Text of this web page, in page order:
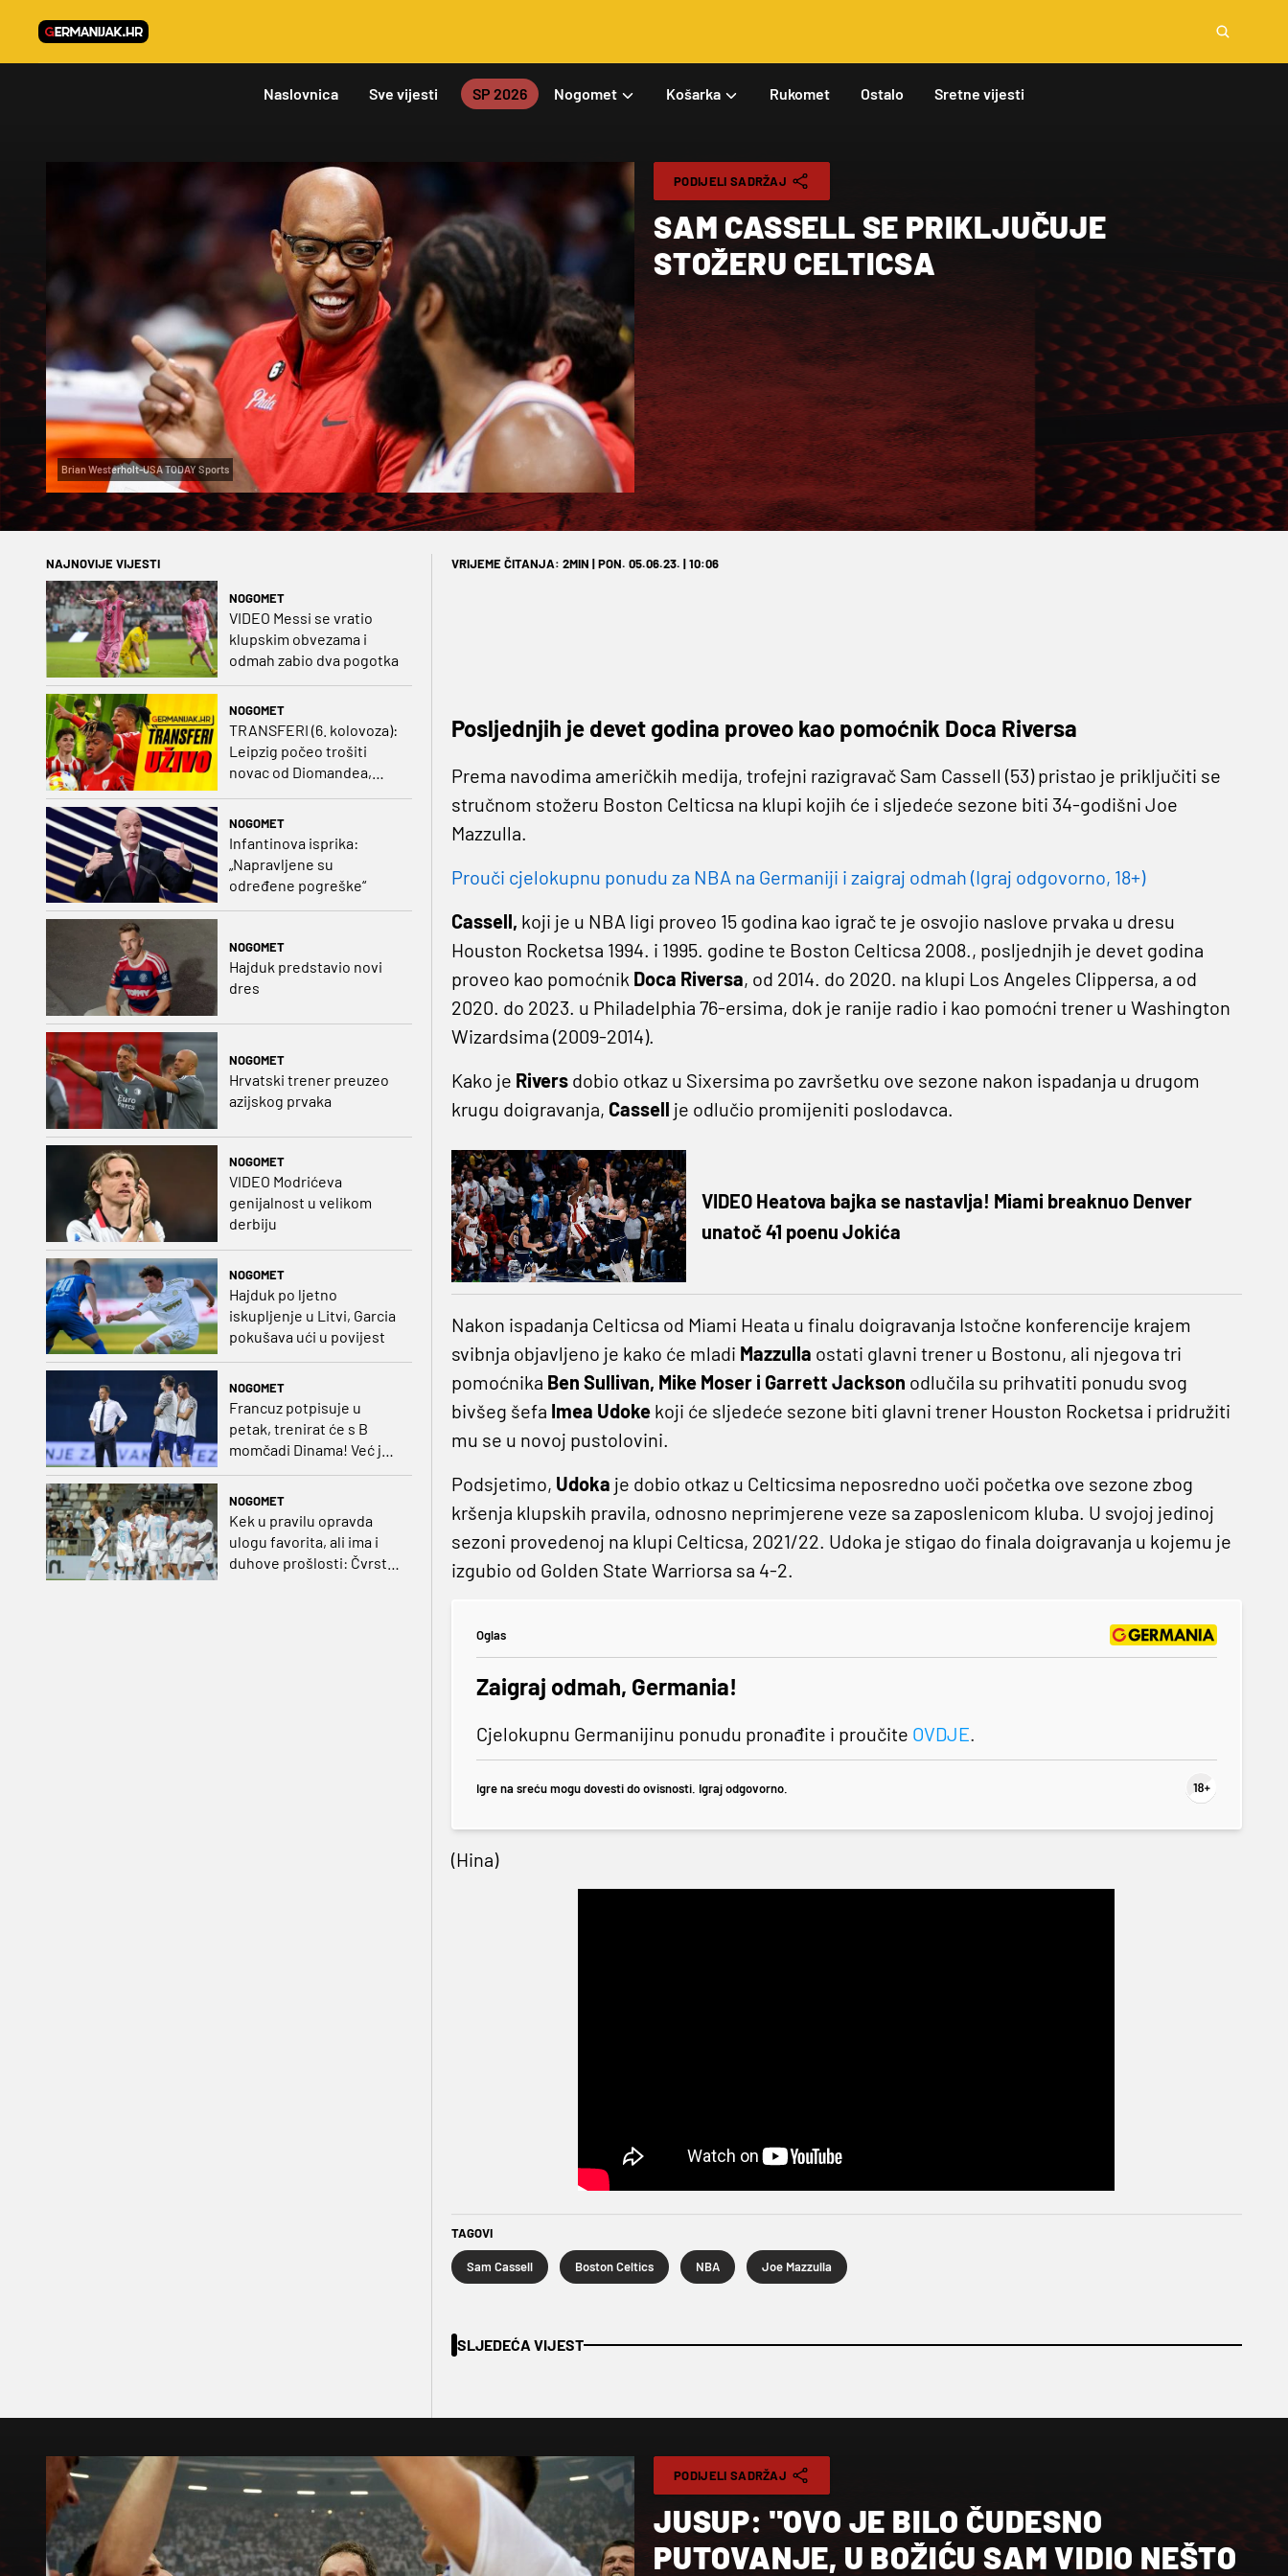
Naslovnica Sve vijesti SP 2026 Nogomet Košarka Rukomet Ostalo Sretne vijesti
Brian Westerholt-USA TODAY Sports
PODIJELI SADRŽAJ
SAM CASSELL SE PRIKLJUČUJE
STOŽERU CELTICSA
NAJNOVIJE VIJESTI
NOGOMET
VIDEO Messi se vratio
klupskim obvezama i
odmah zabio dva pogotka
NOGOMET
TRANSFERI (6. kolovoza):
Leipzig počeo trošiti
novac od Diomandea,
NOGOMET
Infantinova isprika:
„Napravljene su
određene pogreške“
NOGOMET
Hajduk predstavio novi
dres
NOGOMET
Hrvatski trener preuzeo
azijskog prvaka
NOGOMET
VIDEO Modrićeva
genijalnost u velikom
derbiju
NOGOMET
Hajduk po ljetno
iskupljenje u Litvi, Garcia
pokušava ući u povijest
NOGOMET
Francuz potpisuje u
petak, trenirat će s B
momčadi Dinama! Već je
NOGOMET
Kek u pravilu opravda
ulogu favorita, ali ima i
duhove prošlosti: Čvrsta
VRIJEME ČITANJA: 2MIN | PON. 05.06.23. | 10:06
Posljednjih je devet godina proveo kao pomoćnik Doca Riversa
Prema navodima američkih medija, trofejni razigravač Sam Cassell (53) pristao je priključiti se
stručnom stožeru Boston Celticsa na klupi kojih će i sljedeće sezone biti 34-godišni Joe
Mazzulla.
Prouči cjelokupnu ponudu za NBA na Germaniji i zaigraj odmah (Igraj odgovorno, 18+)
Cassell, koji je u NBA ligi proveo 15 godina kao igrač te je osvojio naslove prvaka u dresu
Houston Rocketsa 1994. i 1995. godine te Boston Celticsa 2008., posljednjih je devet godina
proveo kao pomoćnik Doca Riversa, od 2014. do 2020. na klupi Los Angeles Clippersa, a od
2020. do 2023. u Philadelphia 76-ersima, dok je ranije radio i kao pomoćni trener u Washington
Wizardsima (2009-2014).
Kako je Riversdobio otkaz u Sixersima po završetku ove sezone nakon ispadanja u drugom
krugu doigravanja, Cassell je odlučio promijeniti poslodavca.
VIDEO Heatova bajka se nastavlja! Miami breaknuo Denver
unatoč 41 poenu Jokića
Nakon ispadanja Celticsa od Miami Heata u finalu doigravanja Istočne konferencije krajem
svibnja objavljeno je kako će mladi Mazzulla ostati glavni trener u Bostonu, ali njegova tri
pomoćnika Ben Sullivan, Mike Moser i Garrett Jackson odlučila su prihvatiti ponudu svog
bivšeg šefa Imea Udokekoji će sljedeće sezone biti glavni trener Houston Rocketsa i pridružiti
mu se u novoj pustolovini.
Podsjetimo, Udoka je dobio otkaz u Celticsima neposredno uoči početka ove sezone zbog
kršenja klupskih pravila, odnosno neprimjerene veze sa zaposlenicom kluba. U svojoj jedinoj
sezoni provedenoj na klupi Celticsa, 2021/22. Udoka je stigao do finala doigravanja u kojemu je
izgubio od Golden State Warriorsa sa 4-2.
Oglas
Zaigraj odmah, Germania!
Cjelokupnu Germanijinu ponudu pronađite i proučite OVDJE.
Igre na sreću mogu dovesti do ovisnosti. Igraj odgovorno.
(Hina)
TAGOVI
Sam Cassell Boston Celtics NBA Joe Mazzulla
SLJEDEĆA VIJEST
PODIJELI SADRŽAJ
JUSUP: "OVO JE BILO ČUDESNO
PUTOVANJE, U BOŽIĆU SAM VIDIO NEŠTO